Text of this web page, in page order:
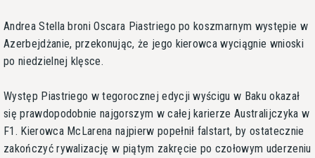
Andrea Stella broni Oscara Piastriego po koszmarnym występie w
Azerbejdżanie, przekonując, że jego kierowca wyciągnie wnioski
po niedzielnej klęsce.
Występ Piastriego w tegorocznej edycji wyścigu w Baku okazał
się prawdopodobnie najgorszym w całej karierze Australijczyka w
F1. Kierowca McLarena najpierw popełnił falstart, by ostatecznie
zakończyć rywalizację w piątym zakręcie po czołowym uderzeniu